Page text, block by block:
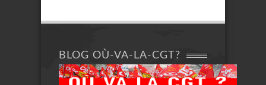
BLOG OÙ-VA-LA-CGT?